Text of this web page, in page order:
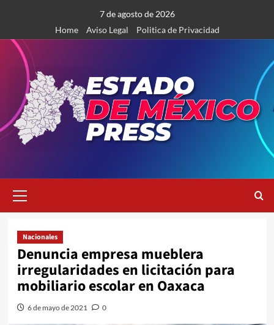
contenido
7 de agosto de 2026
Home
Aviso Legal Politica de Privacidad
primario
Nacionales
Denuncia empresa mueblera
irregularidades en licitación para
mobiliario escolar en Oaxaca
6 de mayo de 2021 0